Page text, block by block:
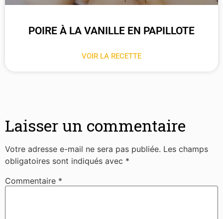
POIRE À LA VANILLE EN PAPILLOTE
VOIR LA RECETTE
Laisser un commentaire
Votre adresse e-mail ne sera pas publiée. Les champs
obligatoires sont indiqués avec *
Commentaire *